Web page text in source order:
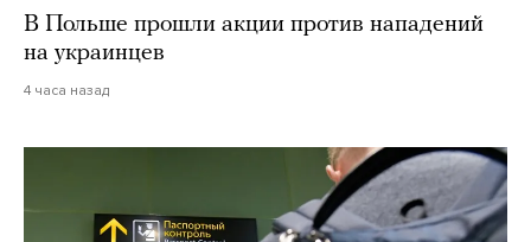
В Польше прошли акции против нападений
на украинцев
4 часа назад